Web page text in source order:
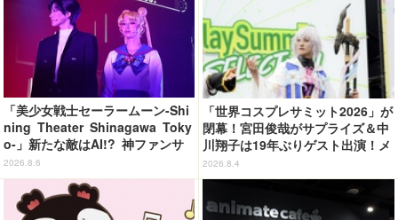
「美少女戦士セーラームーン-Shi
ning Theater Shinagawa Toky
o-」新たな敵はAI!? 神ファンサ
も健在で舞台初心者も悶絶！＜第
2期レビュー＞
2026.8.6
「世界コスプレサミット2026」が
閉幕！宮田俊哉がサプライズ＆中
川翔子は19年ぶりゲスト出演！メ
イン会場では延べ25万9000人が
来場
2026.8.4